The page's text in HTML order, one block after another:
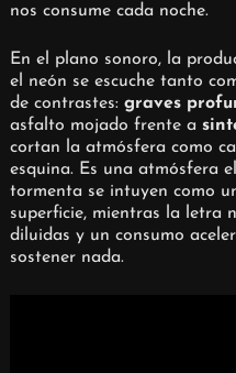
nos consume cada noche.
En el plano sonoro, la
el neón se escuche tanto
de contrastes: graves
asfalto mojado frente a
cortan la atmósfera como
esquina. Es una atmósfera
tormenta se intuyen como
superficie, mientras la letra
diluidas y un consumo
sostener nada.